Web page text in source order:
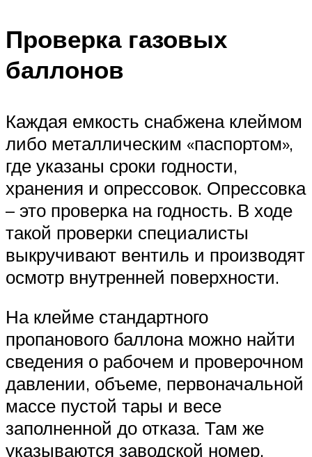
Проверка газовых
баллонов
Каждая емкость снабжена клеймом
либо металлическим «паспортом»,
где указаны сроки годности,
хранения и опрессовок. Опрессовка
– это проверка на годность. В ходе
такой проверки специалисты
выкручивают вентиль и производят
осмотр внутренней поверхности.
На клейме стандартного
пропанового баллона можно найти
сведения о рабочем и проверочном
давлении, объеме, первоначальной
массе пустой тары и весе
заполненной до отказа. Там же
указываются заводской номер,